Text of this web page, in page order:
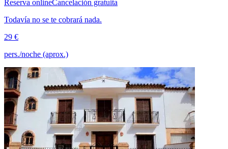
Reserva onlineCancelación gratuita
Todavía no se te cobrará nada.
29 €
pers./noche (aprox.)